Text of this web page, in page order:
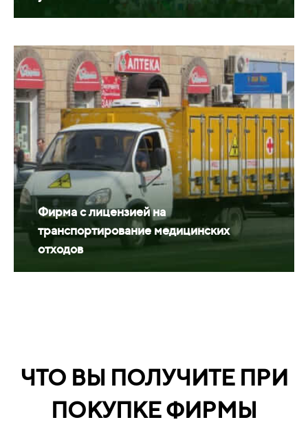
Фирма с лицензией на
транспортирование медицинских
отходов
ЧТО ВЫ ПОЛУЧИТЕ ПРИ
ПОКУПКЕ ФИРМЫ